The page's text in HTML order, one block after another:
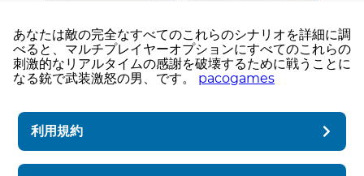
あなたは敵の完全なすべてのこれらのシナリオを詳細に調
べると、マルチプレイヤーオプションにすべてのこれらの
刺激的なリアルタイムの感謝を破壊するために戦うことに
なる銃で武装激怒の男、です。 pacogames
利用規約